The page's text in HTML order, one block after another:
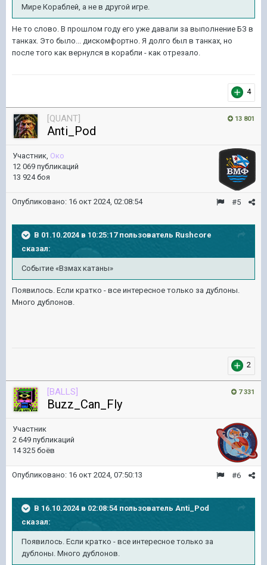
Мире Кораблей, а не в другой игре.
Не то слово. В прошлом году его уже давали за выполнение БЗ в
танках. Это было... дискомфортно. Я долго был в танках, но
после того как вернулся в корабли - как отрезало.
4
13 801
[QUANT]
Anti_Pod
Участник, Око
12 069 публикаций
13 924 боя
#5
Опубликовано: 16 окт 2024, 02:08:54
В 01.10.2024 в 10:25:17 пользователь Rushcore
сказал:
Событие «Взмах катаны»
Появилось. Если кратко - все интересное только за дублоны.
Много дублонов.
2
7 331
[BALLS]
Buzz_Can_Fly
Участник
2 649 публикаций
14 325 боёв
#6
Опубликовано: 16 окт 2024, 07:50:13
В 16.10.2024 в 02:08:54 пользователь Anti_Pod
сказал:
Появилось. Если кратко - все интересное только за
дублоны. Много дублонов.